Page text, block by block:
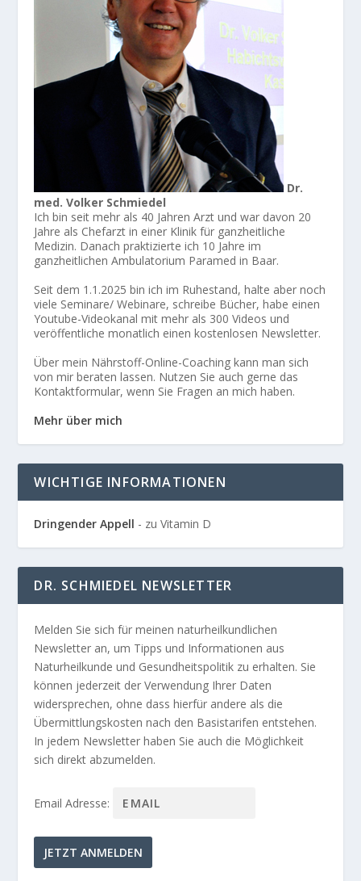
Dr.
med. Volker Schmiedel
Ich bin seit mehr als 40 Jahren Arzt und war davon 20
Jahre als Chefarzt in einer Klinik für ganzheitliche
Medizin. Danach praktizierte ich 10 Jahre im
ganzheitlichen Ambulatorium Paramed in Baar.
Seit dem 1.1.2025 bin ich im Ruhestand, halte aber noch
viele Seminare/ Webinare, schreibe Bücher, habe einen
Youtube-Videokanal mit mehr als 300 Videos und
veröffentliche monatlich einen kostenlosen Newsletter.
Über mein Nährstoff-Online-Coaching kann man sich
von mir beraten lassen. Nutzen Sie auch gerne das
Kontaktformular, wenn Sie Fragen an mich haben.
Mehr über mich
WICHTIGE INFORMATIONEN
Dringender Appell - zu Vitamin D
DR. SCHMIEDEL NEWSLETTER
Melden Sie sich für meinen naturheilkundlichen
Newsletter an, um Tipps und Informationen aus
Naturheilkunde und Gesundheitspolitik zu erhalten. Sie
können jederzeit der Verwendung Ihrer Daten
widersprechen, ohne dass hierfür andere als die
Übermittlungskosten nach den Basistarifen entstehen.
In jedem Newsletter haben Sie auch die Möglichkeit
sich direkt abzumelden.
Email Adresse: